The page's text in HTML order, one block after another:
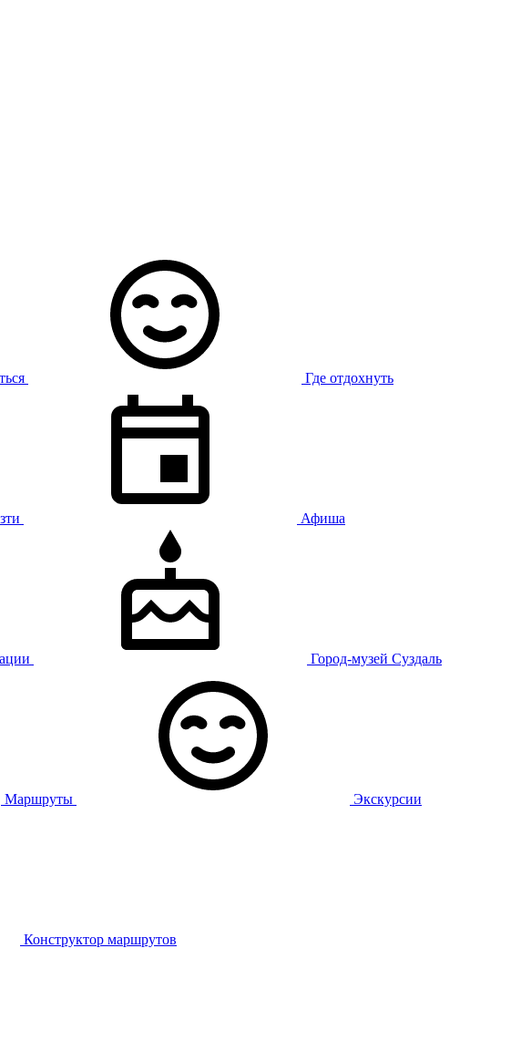
Где отдохнуть
Афиша
Город-музей Суздаль
Маршруты Экскурсии
Конструктор маршрутов